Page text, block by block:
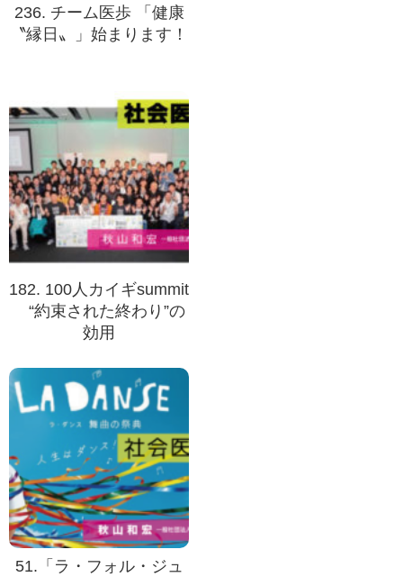
236. チーム医歩 「健康
〝縁日〟」始まります！
182. 100人カイギsummit
“約束された終わり”の
効用
51.「ラ・フォル・ジュ